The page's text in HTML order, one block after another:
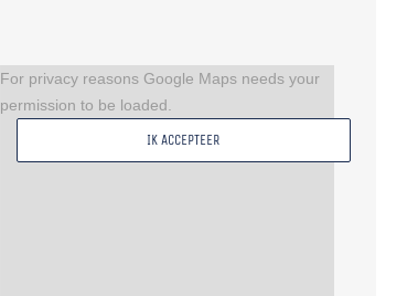
For privacy reasons Google Maps needs your
permission to be loaded.
IK ACCEPTEER